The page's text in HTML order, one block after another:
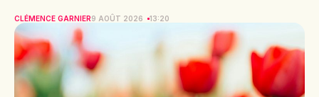
CLÉMENCE GARNIER9 AOÛT 2026 13:20